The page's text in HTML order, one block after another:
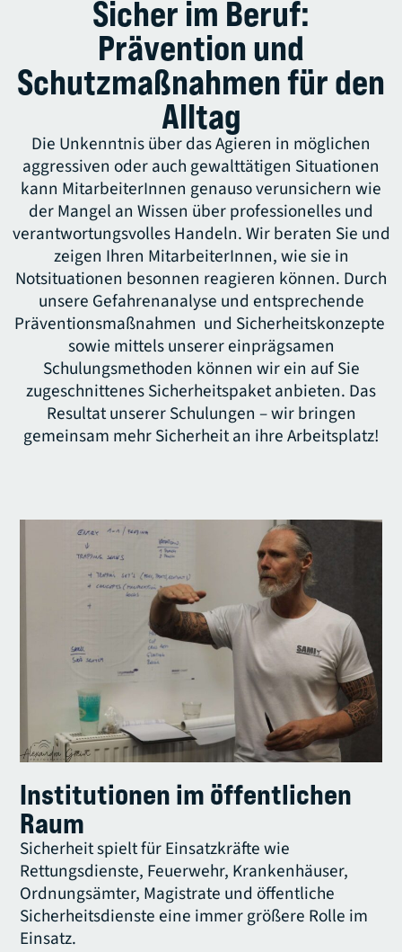
Sicher im Beruf:
Prävention und
Schutzmaßnahmen für den
Alltag
Die Unkenntnis über das Agieren in möglichen
aggressiven oder auch gewalttätigen Situationen
kann MitarbeiterInnen genauso verunsichern wie
der Mangel an Wissen über professionelles und
verantwortungsvolles Handeln. Wir beraten Sie und
zeigen Ihren MitarbeiterInnen, wie sie in
Notsituationen besonnen reagieren können. Durch
unsere Gefahrenanalyse und entsprechende
Präventionsmaßnahmen und Sicherheitskonzepte
sowie mittels unserer einprägsamen
Schulungsmethoden können wir ein auf Sie
zugeschnittenes Sicherheitspaket anbieten. Das
Resultat unserer Schulungen – wir bringen
gemeinsam mehr Sicherheit an ihre Arbeitsplatz!
Institutionen im öffentlichen
Raum
Sicherheit spielt für Einsatzkräfte wie
Rettungsdienste, Feuerwehr, Krankenhäuser,
Ordnungsämter, Magistrate und öffentliche
Sicherheitsdienste eine immer größere Rolle im
Einsatz.